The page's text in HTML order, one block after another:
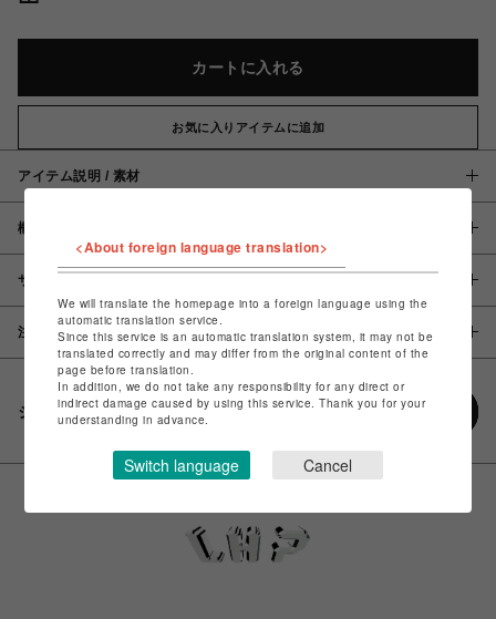
カートに入れる
お気に入りアイテムに追加
アイテム説明 / 素材
概要
サイズ
注意事項
シェアする
<About foreign language translation>
We will translate the homepage into a foreign language using the
automatic translation service.
Since this service is an automatic translation system, it may not be
translated correctly and may differ from the original content of the
page before translation.
In addition, we do not take any responsibility for any direct or
indirect damage caused by using this service. Thank you for your
understanding in advance.
Switch language Cancel